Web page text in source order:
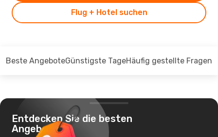
Flug + Hotel suchen
Beste AngeboteGünstigste TageHäufig gestellte Fragen
Entdecken Sie die besten
Angebote